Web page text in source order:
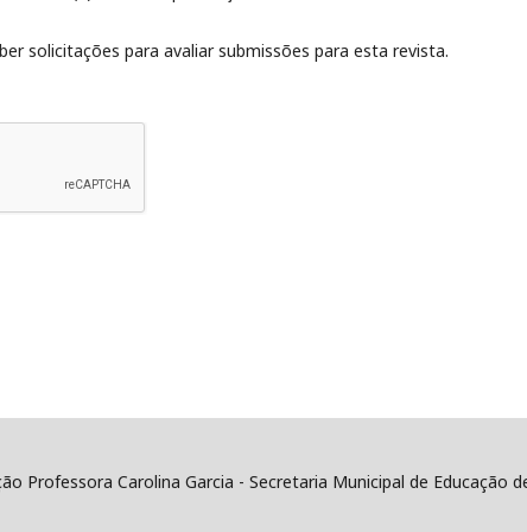
solicitações para avaliar submissões para esta revista.
Professora Carolina Garcia - Secretaria Municipal de Educação